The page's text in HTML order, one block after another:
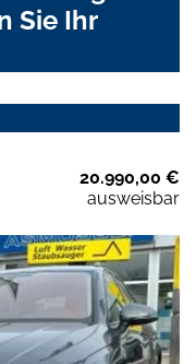
Sie Ihr
20.990,00 €
ausweisbar